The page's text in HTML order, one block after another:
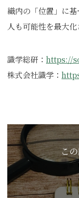
織内の「位置」に
人も可能性を最大化
識学総研： https://
株式会社識学：
こ